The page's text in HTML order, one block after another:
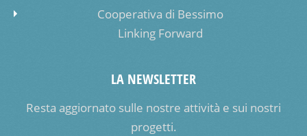
Cooperativa di Bessimo
Linking Forward
LA NEWSLETTER
Resta aggiornato sulle nostre attività e sui nostri
progetti.